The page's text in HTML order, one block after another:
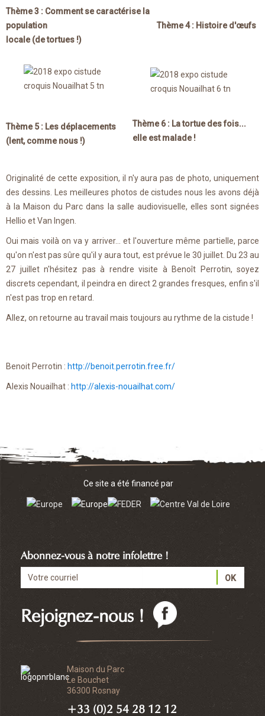
Thème 3 : Comment se caractérise la
population
locale (de tortues !)
Thème 4 : Histoire d'œufs
Thème 5 : Les déplacements
(lent, comme nous !)
Thème 6 : La tortue des fois...
elle est malade !
Originalité de cette exposition, il n'y aura pas de photo, uniquement
des dessins. Les meilleures photos de cistudes nous les avons déjà
à la Maison du Parc dans la salle audiovisuelle, elles sont signées
Hellio et Van Ingen.
Oui mais voilà on va y arriver... et l'ouverture même partielle, parce
qu'on n'est pas sûre qu'il y aura tout, est prévue le 30 juillet. Du 23 au
27 juillet n'hésitez pas à rendre visite à Benoît Perrotin, soyez
discrets cependant, il peindra en direct 2 grandes fresques, enfin s'il
n'est pas trop en retard.
Allez, on retourne au travail mais toujours au rythme de la cistude !
Benoit Perrotin : http://benoit.perrotin.free.fr/
Alexis Nouailhat : http://alexis-nouailhat.com/
Maison du Parc
Le Bouchet
36300 Rosnay
+33 (0)2 54 28 12 12
Rejoignez-nous !
Abonnez-vous à notre infolettre !
Ce site a été financé par